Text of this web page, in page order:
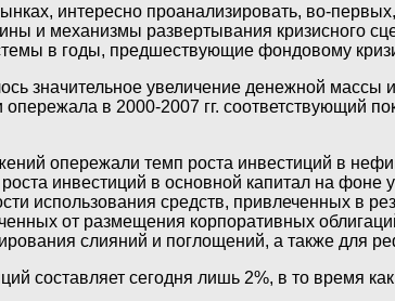
интересно проанализировать, во-
и механизмы развертывания кризисного
в годы, предшествующие фондовому
значительное увеличение денежной
в 2000-2007 гг. соответствующий
опережали темп роста инвестиций в
инвестиций в основной капитал на фоне
использования средств, привлеченных в
от размещения корпоративных
слияний и поглощений, а также для
составляет сегодня лишь 2%, в то время